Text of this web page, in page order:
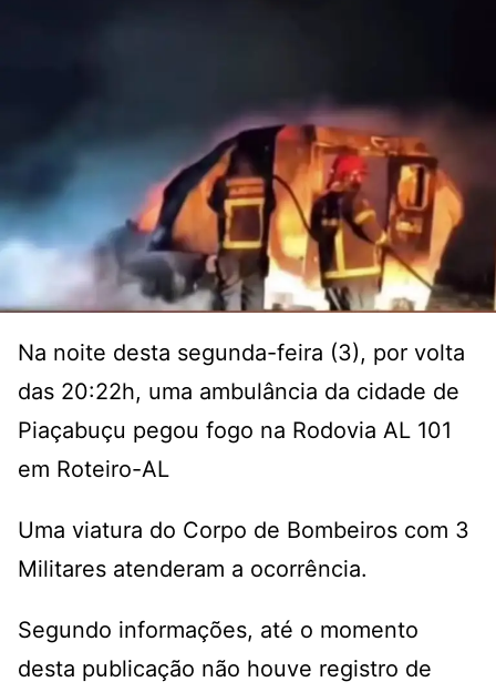
Na noite desta segunda-feira (3), por volta
das 20:22h, uma ambulância da cidade de
Piaçabuçu pegou fogo na Rodovia AL 101
em Roteiro-AL
Uma viatura do Corpo de Bombeiros com 3
Militares atenderam a ocorrência.
Segundo informações, até o momento
desta publicação não houve registro de